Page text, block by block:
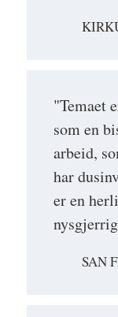
"Temaet
som en
arbeid,
har
er en
SAN